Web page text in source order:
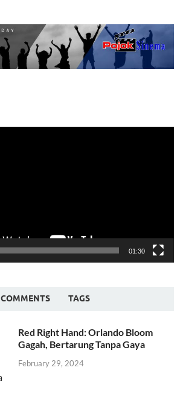
01:30
COMMENTS TAGS
Red Right Hand: Orlando Bloom
Gagah, Bertarung Tanpa Gaya
February 29, 2024